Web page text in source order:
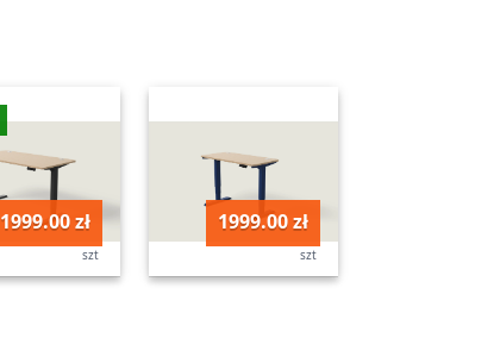
1999.00 zł
szt
1999.00 zł
szt